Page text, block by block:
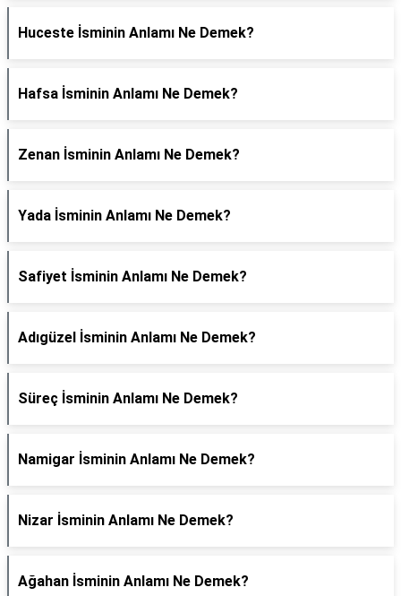
Huceste İsminin Anlamı Ne Demek?
Hafsa İsminin Anlamı Ne Demek?
Zenan İsminin Anlamı Ne Demek?
Yada İsminin Anlamı Ne Demek?
Safiyet İsminin Anlamı Ne Demek?
Adıgüzel İsminin Anlamı Ne Demek?
Süreç İsminin Anlamı Ne Demek?
Namigar İsminin Anlamı Ne Demek?
Nizar İsminin Anlamı Ne Demek?
Ağahan İsminin Anlamı Ne Demek?